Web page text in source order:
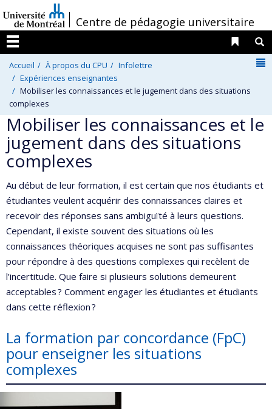
au
contenu
/
Centre de pédagogie universitaire
Menu
Liens
Accueil À propos du CPU
Infolettre
Expériences enseignantes
Mobiliser les connaissances et le jugement dans des situations
complexes
Mobiliser les connaissances et le
jugement dans des situations
complexes
Au début de leur formation, il est certain que nos étudiants et
étudiantes veulent acquérir des connaissances claires et
recevoir des réponses sans ambiguïté à leurs questions.
Cependant, il existe souvent des situations où les
connaissances théoriques acquises ne sont pas suffisantes
pour répondre à des questions complexes qui recèlent de
l’incertitude. Que faire si plusieurs solutions demeurent
acceptables ? Comment engager les étudiantes et étudiants
dans cette réflexion ?
La formation par concordance (FpC)
pour enseigner les situations
complexes